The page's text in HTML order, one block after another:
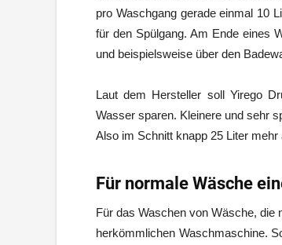
pro Waschgang gerade einmal 10
für den Spülgang. Am Ende eines
und beispielsweise über den
Laut dem Hersteller soll Yirego
Wasser sparen. Kleinere und sehr
Also im Schnitt knapp 25 Liter
Für normale Wäsche
Für das Waschen von Wäsche, die
herkömmlichen Waschmaschine.